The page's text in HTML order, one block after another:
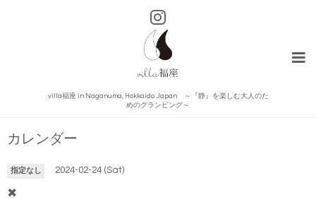
villa福座 in Naganuma, Hokkaido Japan ～『静』を楽しむ大人のた
めのグランピング～
カレンダー
指定なし 2024-02-24 (Sat)
✖